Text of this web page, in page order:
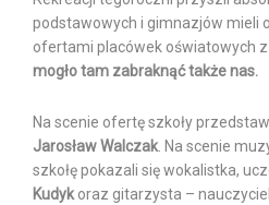
podstawowych i gimnazjów mieli
ofertami placówek oświatowych
mogło tam zabraknąć także nas.
Na scenie ofertę szkoły
Jarosław Walczak. Na scenie
szkołę pokazali się wokalistka,
Kudykoraz gitarzysta – nauczyciel